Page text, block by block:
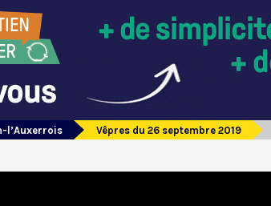
l’Auxerrois Vêpres du 26 septembre 2019